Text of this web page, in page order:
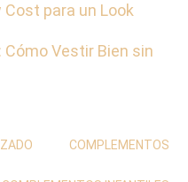
para un Look
Vestir Bien sin
COMPLEMENTOS